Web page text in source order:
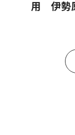
用 伊勢